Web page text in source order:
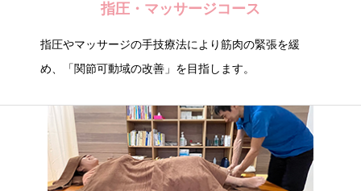
指圧・マッサージコース
指圧やマッサージの手技療法により筋肉の緊張を緩
め、「関節可動域の改善」を目指します。